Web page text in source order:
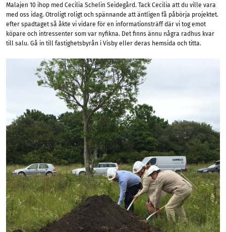
Malajen 10 ihop med Cecilia Schelin Seidegård. Tack Cecilia att du ville vara
med oss idag. Otroligt roligt och spännande att äntligen få påbörja projektet.
efter spadtaget så åkte vi vidare för en informationsträff där vi tog emot
köpare och intressenter som var nyfikna. Det finns ännu några radhus kvar
till salu. Gå in till fastighetsbyrån i Visby eller deras hemsida och titta.